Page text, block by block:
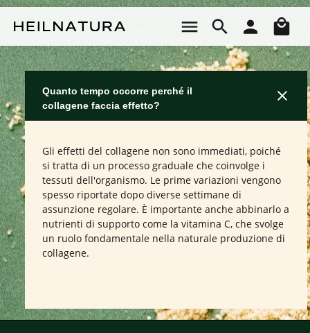
Il
Quanto tempo occorre perché il
collagene faccia effetto?
Gli effetti del collagene non sono immediati, poiché
si tratta di un processo graduale che coinvolge i
tessuti dell'organismo. Le prime variazioni vengono
spesso riportate dopo diverse settimane di
assunzione regolare. È importante anche abbinarlo a
nutrienti di supporto come la vitamina C, che svolge
un ruolo fondamentale nella naturale produzione di
collagene.